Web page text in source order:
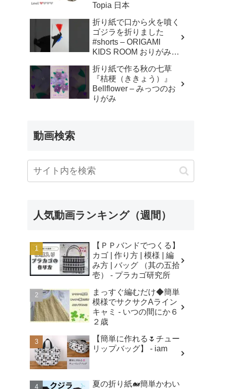
Topia 日本
折り紙で口から火を噴く
ゴジラを折りました
#shorts – ORIGAMI
KIDS ROOM おりがみキ
折り紙で作る秋の七草
『桔梗（ききょう）』
Bellflower – みっつのお
りがみ
動画検索
人気動画ランキング（週間）
【ＰＰバンドでつくる】
カゴ | 作り方 | 模様 | 編
み方 | バッグ （其の五拾
壱） - プラカゴ研究所
まっすぐ編むだけ◆簡単
模様でサクサクAライン
キャミ - いつの間にか６
２歳
【簡単に作れる🌷チュー
リップバッグ】 - iam
夏の折り紙🐋簡単かわい